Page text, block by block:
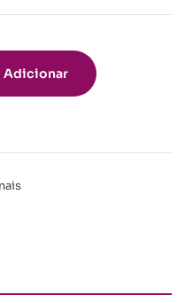
Adicionar